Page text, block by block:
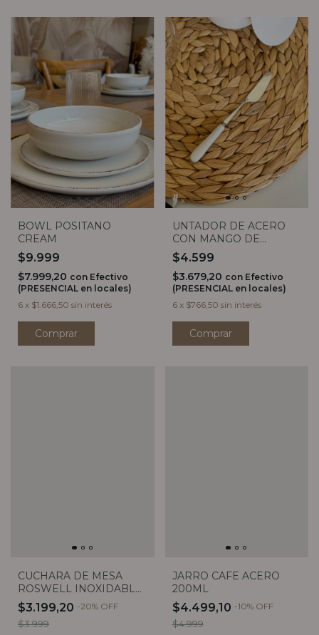
BOWL POSITANO
CREAM
$9.999
$7.999,20 con Efectivo
(PRESENCIAL en locales)
6 x $1.666,50 sin interés
UNTADOR DE ACERO
CON MANGO DE
CERAMICA BLANCO
15CM
$4.599
$3.679,20 con Efectivo
(PRESENCIAL en locales)
6 x $766,50 sin interés
CUCHARA DE MESA
ROSWELL INOXIDABLE
CORAL
$3.199,20 -20% OFF
$3.999
JARRO CAFE ACERO
200ML
$4.499,10 -10% OFF
$4.999